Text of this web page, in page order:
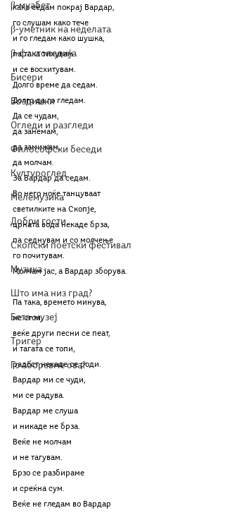
β-муабет
β-уметник на неделата
β-фактопедија
Бисери
Воздишки
Огледи и разгледи
Философски беседи
Културоглед
Мелемузика
Добри гости
Скопски поетски фестивал
Музика
Што има низ град?
Бета-музеј
Тригер
Го зборевме ова?
како седам покрај Вардар,
го слушам како тече
и го гледам како шушка,
па така тихувам
и се восхитувам.
Долго време да седам.
Долго да го гледам.
Да се чудам,
да занемам,
да замижам,
да молчам.
За Вардар да седам.
Во него ноќе танцуваат
светилките на Скопје,
црната вода некаде брза,
па седнувам и со молчење
го почитувам.
Молчам јас, а Вардар зборува.
Па така, времето минува,
не стои,
веќе други песни се пеат,
и тагата се топи,
радост некаде се роди.
Вардар ми се чуди,
ми се радува.
Вардар ме слуша
и никаде не брза.
Веќе не молчам
и не тагувам.
Брзо се разбираме
и среќна сум.
Веќе не гледам во Вардар